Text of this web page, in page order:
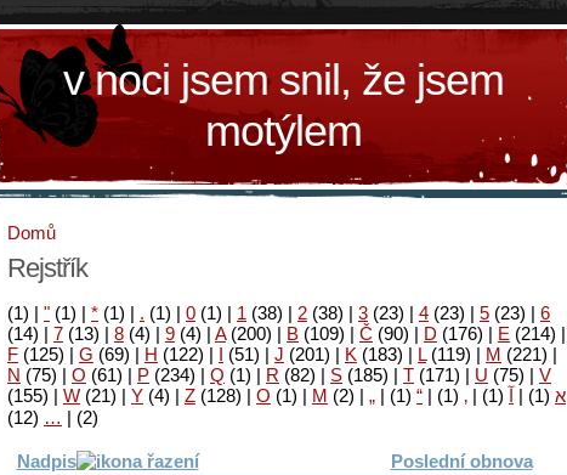
v noci jsem snil, že jsem
motýlem
Domů
Rejstřík
(1) | " (1) | * (1) | . (1) | 0 (1) | 1 (38) | 2 (38) | 3 (23) | 4 (23) | 5 (23) | 6
(14) | 7 (13) | 8 (4) | 9 (4) | A(200) | B (109) | Č (90) | D (176) | E (214) |
F (125) | G (69) | H (122) | I (51) | J (201) | K (183) | L(119) | M (221) |
N (75) | O (61) | P (234) | Q (1) | R (82) | S (185) | T (171) | U (75) | V
(155) | W (21) | Y (4) | Z (128) | Ο (1) | М (2) | א (1)
| آ (1)
|
‚
(1)
|
“
(1)
|
„
(2)
|
…
(12)
Nadpis Poslední obnova